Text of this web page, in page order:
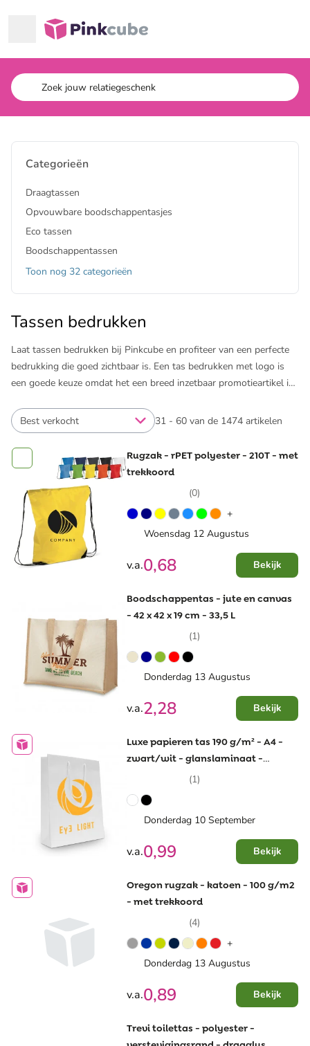
Pinkcube
Categorieën
Draagtassen
Opvouwbare boodschappentasjes
Eco tassen
Boodschappentassen
Toon nog 32 categorieën
Tassen bedrukken
Laat tassen bedrukken bij Pinkcube en profiteer van een perfecte
bedrukking die goed zichtbaar is. Een tas bedrukken met logo is
een goede keuze omdat het een breed inzetbaar promotieartikel is
mogelijkheden.
31 - 60 van de 1474 artikelen
Best verkocht
Rugzak - rPET polyester - 210T - met
trekkoord
(0)
+
Woensdag 12 Augustus
v.a.0,68 Bekijk
Boodschappentas - jute en canvas
- 42 x 42 x 19 cm - 33,5 L
(1)
Donderdag 13 Augustus
v.a.2,28 Bekijk
Luxe papieren tas 190 g/m² - A4 -
zwart/wit - glanslaminaat -
katoenen koord
(1)
Donderdag 10 September
v.a.0,99 Bekijk
Oregon rugzak - katoen - 100 g/m2
- met trekkoord
(4)
+
Donderdag 13 Augustus
v.a.0,89 Bekijk
Trevi toilettas - polyester -